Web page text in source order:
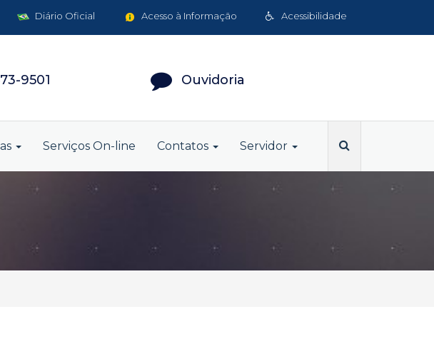
Acessibilidade
Acesso à Informação
Diário Oficial
9501 Ouvidoria
Serviços On-line Contatos Servidor